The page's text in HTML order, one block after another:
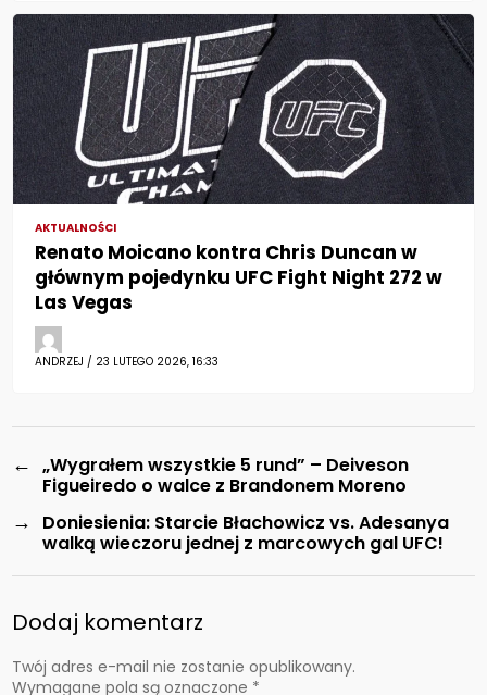
AKTUALNOŚCI
Renato Moicano kontra Chris Duncan w
głównym pojedynku UFC Fight Night 272 w
Las Vegas
ANDRZEJ / 23 LUTEGO 2026, 16:33
← „Wygrałem wszystkie 5 rund” – Deiveson
Figueiredo o walce z Brandonem Moreno
→
Doniesienia: Starcie Błachowicz vs. Adesanya
walką wieczoru jednej z marcowych gal UFC!
Dodaj komentarz
Twój adres e-mail nie zostanie opublikowany.
Wymagane pola są oznaczone *